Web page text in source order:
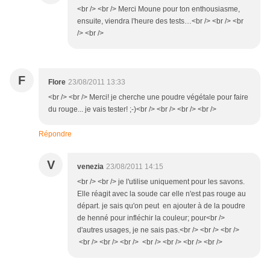
<br /> <br /> Merci Moune pour ton enthousiasme,
ensuite, viendra l'heure des tests…<br /> <br /> <br
/> <br />
F Flore 23/08/2011 13:33
<br /> <br /> Merci! je cherche une poudre végétale pour faire
du rouge... je vais tester! ;-)<br /> <br /> <br /> <br />
Répondre
V venezia 23/08/2011 14:15
<br /> <br /> je l'utilise uniquement pour les savons.
Elle réagit avec la soude car elle n'est pas rouge au
départ. je sais qu'on peut en ajouter à de la poudre
de henné pour infléchir la couleur; pour<br />
d'autres usages, je ne sais pas.<br /> <br /> <br />
<br /> <br /> <br /> <br /> <br /> <br /> <br />